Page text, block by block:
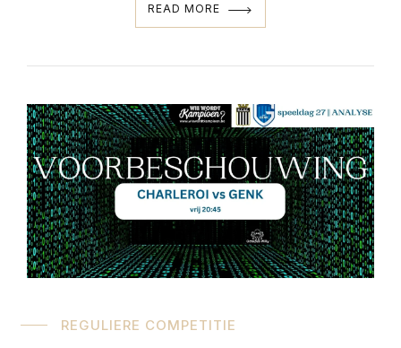
READ MORE
REGULIERE COMPETITIE